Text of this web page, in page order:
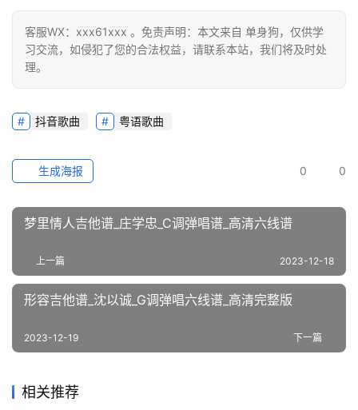
客服WX：xxx61xxx 。免责声明：本文来自 单身狗，仅供学
习交流，如侵犯了您的合法权益，请联系本站，我们将及时处
理。
抖音歌曲 粤语歌曲
0 0
生成海报
梦里情人吉他谱_庄学忠_C调弹唱谱_高清六线谱
上一篇 2023-12-18
形容吉他谱_沈以诚_G调弹唱六线谱_高清完整版
下一篇
2023-12-19
相关推荐